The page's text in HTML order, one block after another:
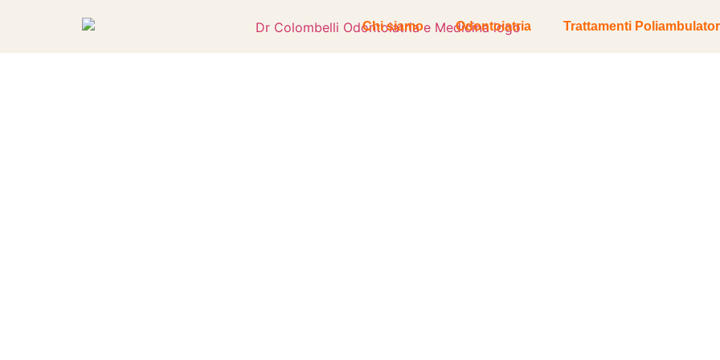
Chi siamo Odontoiatria Trattamenti